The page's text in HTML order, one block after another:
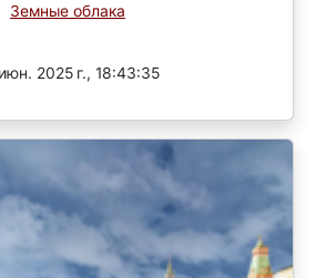
Земные облака
2025 г., 18:43:35